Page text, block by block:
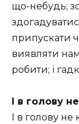
що-небудь;
припускати
виявляти
робити; і
І в голову
І в голову